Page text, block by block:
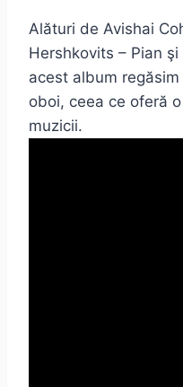
Alături de Avishai
Hershkovits – Pian
acest album
oboi, ceea ce oferă
muzicii.